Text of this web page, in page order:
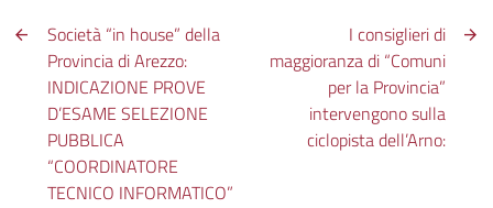
Società “in house” della
Provincia di Arezzo:
INDICAZIONE PROVE
D’ESAME SELEZIONE
PUBBLICA
“COORDINATORE
TECNICO INFORMATICO”
I consiglieri di
maggioranza di “Comuni
per la Provincia”
intervengono sulla
ciclopista dell’Arno: